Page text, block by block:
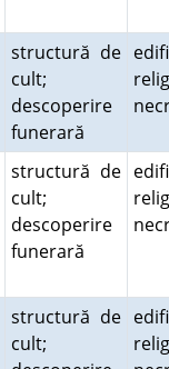
structură de
cult;
descoperire
funerară
structură de
cult;
descoperire
funerară
structură de
cult;